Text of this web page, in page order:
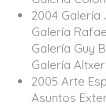
2004
Galería
Galería Guy
Galería
2005 Arte
Asuntos